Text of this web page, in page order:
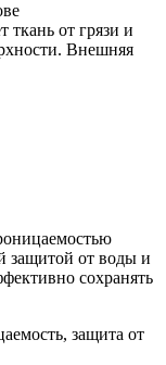
ткань от грязи и
Внешняя
защитой от воды и
сохранять
защита от